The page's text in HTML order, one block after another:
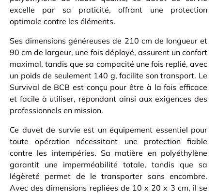
excelle par sa praticité, offrant une protection
optimale contre les éléments.
Ses dimensions généreuses de 210 cm de longueur et
90 cm de largeur, une fois déployé, assurent un confort
maximal, tandis que sa compacité une fois replié, avec
un poids de seulement 140 g, facilite son transport. Le
Survival de BCB est conçu pour être à la fois efficace
et facile à utiliser, répondant ainsi aux exigences des
professionnels en mission.
Ce duvet de survie est un équipement essentiel pour
toute opération nécessitant une protection fiable
contre les intempéries. Sa matière en polyéthylène
garantit une imperméabilité totale, tandis que sa
légèreté permet de le transporter sans encombre.
Avec des dimensions repliées de 10 x 20 x 3 cm, il se